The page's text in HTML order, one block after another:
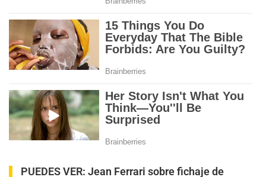
PUEDES VER: Jean Ferrari sobre fichaje de